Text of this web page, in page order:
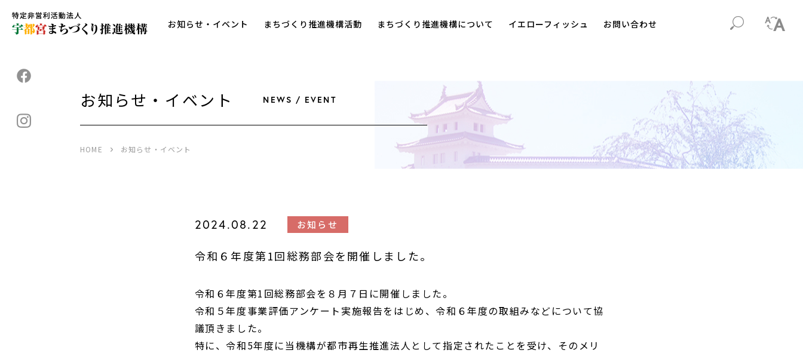
お知らせ・イベント まちづくり推進機構活動 まちづくり推進機構について イエローフィッシュ お問い合わせ
お知らせ・イベント NEWS / EVENT
HOME お知らせ・イベント
2024.08.22 お知らせ
令和６年度第1回総務部会を開催しました。
令和６年度第1回総務部会を８月７日に開催しました。
令和５年度事業評価アンケート実施報告をはじめ、令和６年度の取組みなどについて協
議頂きました。
特に、令和5年度に当機構が都市再生推進法人として指定されたことを受け、そのメリ